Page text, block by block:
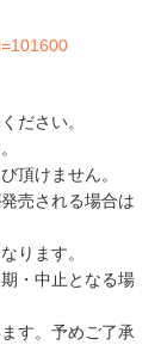
ださい。
頂けません。
売される場合は
ります。
・中止となる場
す。予めご了承